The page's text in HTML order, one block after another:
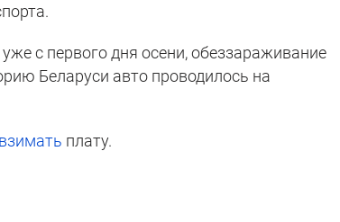
уже с первого дня осени, обеззараживание
Беларуси авто проводилось на
плату.